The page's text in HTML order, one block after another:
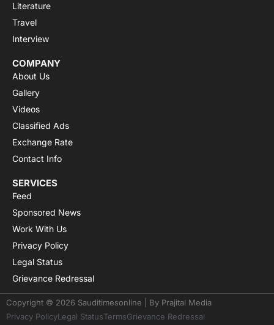
Literature
Travel
Interview
COMPANY
About Us
Gallery
Videos
Classified Ads
Exchange Rate
Contact Info
SERVICES
Feed
Sponsored News
Work With Us
Privacy Policy
Legal Status
Grievance Redressal
Copyright © 2026 Sauditimesonline | By Prajital Media
Privacy PolicyLegal StatusTermsGrievance Redressal